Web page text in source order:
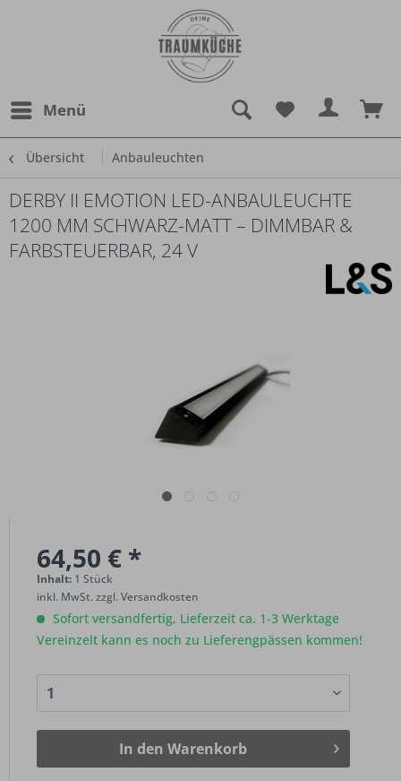
Menü
Übersicht Anbauleuchten
DERBY II EMOTION LED-ANBAULEUCHTE
1200 MM SCHWARZ-MATT – DIMMBAR &
FARBSTEUERBAR, 24 V
64,50 € *
Inhalt: 1 Stück
inkl. MwSt.zzgl. Versandkosten
Sofort versandfertig, Lieferzeit ca. 1-3 Werktage
Vereinzelt kann es noch zu Lieferengpässen kommen!
In den Warenkorb